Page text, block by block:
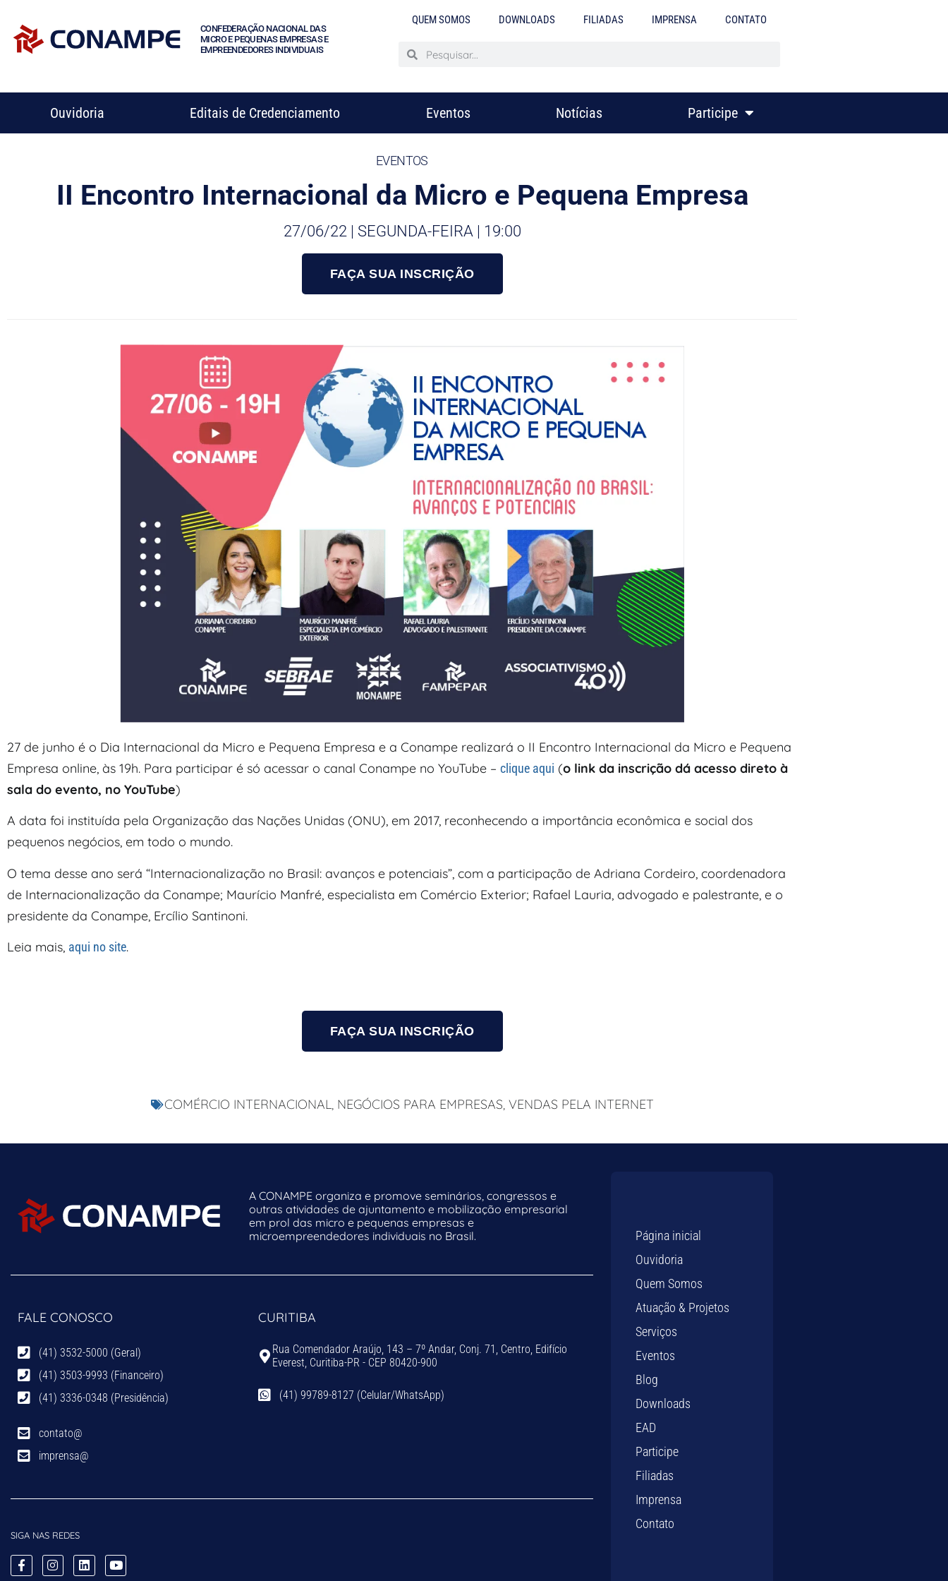
CONFEDERAÇÃO NACIONAL DAS
MICRO E PEQUENAS EMPRESAS E
EMPREENDEDORES INDIVIDUAIS
QUEM SOMOS DOWNLOADS FILIADAS IMPRENSA CONTATO
Ouvidoria Editais de Credenciamento Eventos Notícias Participe
EVENTOS
II Encontro Internacional da Micro e Pequena Empresa
27/06/22 | SEGUNDA-FEIRA | 19:00
FAÇA SUA INSCRIÇÃO
27 de junho é o Dia Internacional da Micro e Pequena Empresa e a Conampe realizará o II Encontro Internacional da Micro e Pequena
Empresa online, às 19h. Para participar é só acessar o canal Conampe no YouTube – clique aqui (o link da inscrição dá acesso direto à
sala do evento, no YouTube)
A data foi instituída pela Organização das Nações Unidas (ONU), em 2017, reconhecendo a importância econômica e social dos
pequenos negócios, em todo o mundo.
O tema desse ano será “Internacionalização no Brasil: avanços e potenciais”, com a participação de Adriana Cordeiro, coordenadora
de Internacionalização da Conampe; Maurício Manfré, especialista em Comércio Exterior; Rafael Lauria, advogado e palestrante, e o
presidente da Conampe, Ercílio Santinoni.
Leia mais, aqui no site.
FAÇA SUA INSCRIÇÃO
COMÉRCIO INTERNACIONAL, NEGÓCIOS PARA EMPRESAS, VENDAS PELA INTERNET
A CONAMPE organiza e promove seminários, congressos e
outras atividades de ajuntamento e mobilização empresarial
em prol das micro e pequenas empresas e
microempreendedores individuais no Brasil.
FALE CONOSCO
(41) 3532-5000 (Geral)
(41) 3503-9993 (Financeiro)
(41) 3336-0348 (Presidência)
contato@
imprensa@
CURITIBA
Rua Comendador Araújo, 143 – 7º Andar, Conj. 71, Centro, Edifício
Everest, Curitiba-PR - CEP 80420-900
(41) 99789-8127 (Celular/WhatsApp)
SIGA NAS REDES
Página inicial
Ouvidoria
Quem Somos
Atuação & Projetos
Serviços
Eventos
Blog
Downloads
EAD
Participe
Filiadas
Imprensa
Contato